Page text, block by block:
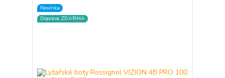
Novinka
Doprava ZDARMA